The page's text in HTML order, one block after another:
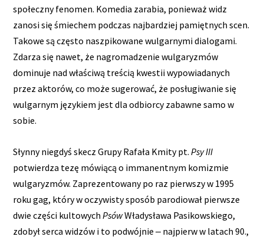
społeczny fenomen. Komedia zarabia, ponieważ widz
zanosi się śmiechem podczas najbardziej pamiętnych scen.
Takowe są często naszpikowane wulgarnymi dialogami.
Zdarza się nawet, że nagromadzenie wulgaryzmów
dominuje nad właściwą treścią kwestii wypowiadanych
przez aktorów, co może sugerować, że posługiwanie się
wulgarnym językiem jest dla odbiorcy zabawne samo w
sobie.
Słynny niegdyś skecz Grupy Rafała Kmity pt.Psy III
potwierdza tezę mówiącą o immanentnym komizmie
wulgaryzmów. Zaprezentowany po raz pierwszy w 1995
roku gag, który w oczywisty sposób parodiował pierwsze
dwie części kultowychPsówWładysława Pasikowskiego,
zdobył serca widzów i to podwójnie ‒ najpierw w latach 90.,